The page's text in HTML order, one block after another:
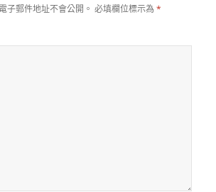
子郵件地址不會公開。 必填欄位標示為*